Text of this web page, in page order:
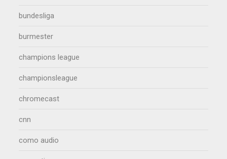
bundesliga
burmester
champions league
championsleague
chromecast
cnn
como audio